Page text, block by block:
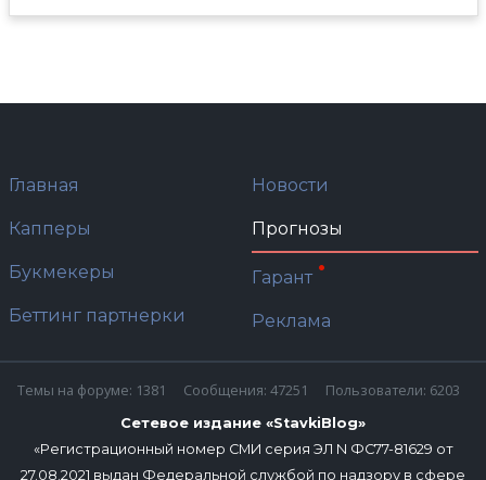
Главная
Капперы
Букмекеры
Беттинг партнерки
Новости
Прогнозы
Гарант
Реклама
Сетевое издание «StavkiBlog»
«Регистрационный номер СМИ серия ЭЛ N ФС77-81629 от
27.08.2021 выдан Федеральной службой по надзору в сфере
Темы на форуме: 1381 Сообщения: 47251 Пользователи: 6203